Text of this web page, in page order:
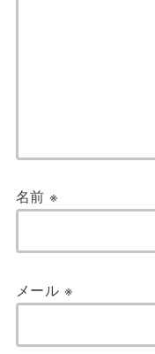
名前※
メール ※